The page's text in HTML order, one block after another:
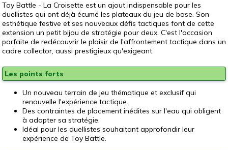
Toy Battle - La Croisette est un ajout indispensable pour les
duellistes qui ont déjà écumé les plateaux du jeu de base. Son
esthétique festive et ses nouveaux défis tactiques font de cette
extension un petit bijou de stratégie pour deux. C'est l'occasion
parfaite de redécouvrir le plaisir de l'affrontement tactique dans un
cadre collector, aussi prestigieux qu'exigeant.
Les points forts
Un nouveau terrain de jeu thématique et exclusif qui
renouvelle l'expérience tactique.
Des contraintes de placement inédites sur l'eau qui obligent
à adapter sa stratégie.
Idéal pour les duellistes souhaitant approfondir leur
expérience de Toy Battle.